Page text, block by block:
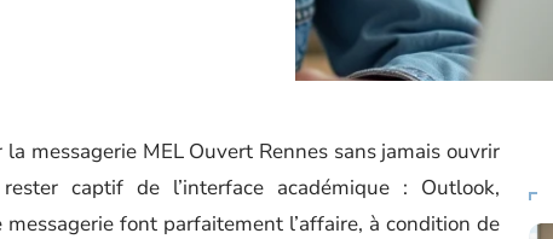
messagerie MEL Ouvert Rennes sans jamais ouvrir
captif de l’interface académique : Outlook,
font parfaitement l’affaire, à condition de